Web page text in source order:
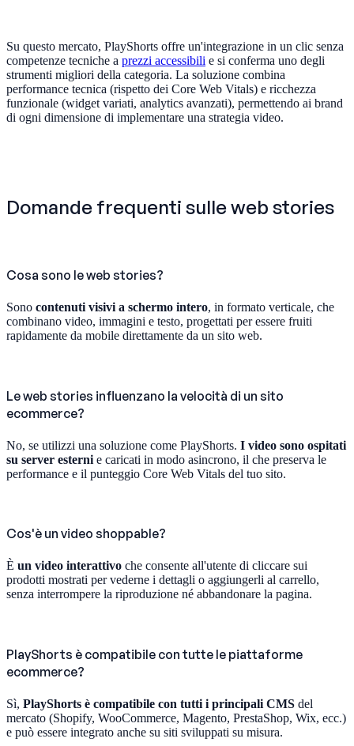
Su questo mercato, PlayShorts offre un'integrazione in un clic senza
competenze tecniche a prezzi accessibili e si conferma uno degli
strumenti migliori della categoria. La soluzione combina
performance tecnica (rispetto dei Core Web Vitals) e ricchezza
funzionale (widget variati, analytics avanzati), permettendo ai brand
di ogni dimensione di implementare una strategia video.
Domande frequenti sulle web stories
Cosa sono le web stories?
Sono contenuti visivi a schermo intero, in formato verticale, che
combinano video, immagini e testo, progettati per essere fruiti
rapidamente da mobile direttamente da un sito web.
Le web stories influenzano la velocità di un sito
ecommerce?
No, se utilizzi una soluzione come PlayShorts. I video sono ospitati
su server esterni e caricati in modo asincrono, il che preserva le
performance e il punteggio Core Web Vitals del tuo sito.
Cos'è un video shoppable?
È un video interattivo che consente all'utente di cliccare sui
prodotti mostrati per vederne i dettagli o aggiungerli al carrello,
senza interrompere la riproduzione né abbandonare la pagina.
PlayShorts è compatibile con tutte le piattaforme
ecommerce?
Sì, PlayShorts è compatibile con tutti i principali CMS del
mercato (Shopify, WooCommerce, Magento, PrestaShop, Wix, ecc.)
e può essere integrato anche su siti sviluppati su misura.